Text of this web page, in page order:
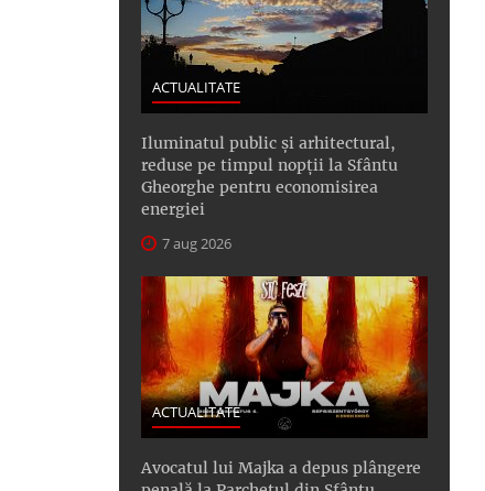
ACTUALITATE
Iluminatul public şi arhitectural,
reduse pe timpul nopţii la Sfântu
Gheorghe pentru economisirea
energiei
7 aug 2026
ACTUALITATE
Avocatul lui Majka a depus plângere